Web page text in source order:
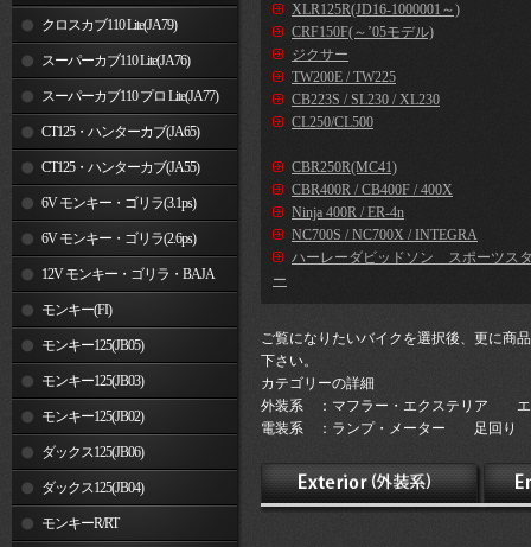
クロスカブ110 Lite(JA79)
スーパーカブ110 Lite(JA76)
スーパーカブ110 プロ Lite(JA77)
CT125・ハンターカブ(JA65)
CT125・ハンターカブ(JA55)
6V モンキー・ゴリラ(3.1ps)
6V モンキー・ゴリラ(2.6ps)
12V モンキー・ゴリラ・BAJA
モンキー(FI)
モンキー125(JB05)
モンキー125(JB03)
モンキー125(JB02)
ダックス125(JB06)
ダックス125(JB04)
モンキーR/RT
XLR125R(JD16-1000001～)
CRF150F(～’05モデル)
ジクサー
TW200E / TW225
CB223S / SL230 / XL230
CL250/CL500
CBR250R(MC41)
CBR400R / CB400F / 400X
Ninja 400R / ER-4n
NC700S / NC700X / INTEGRA
ハーレーダビッドソン スポーツス
ー
ご覧になりたいバイクを選択後、更に商
下さい。
カテゴリーの詳細
外装系 ：マフラー・エクステリア エ
電装系 ：ランプ・メーター 足回り